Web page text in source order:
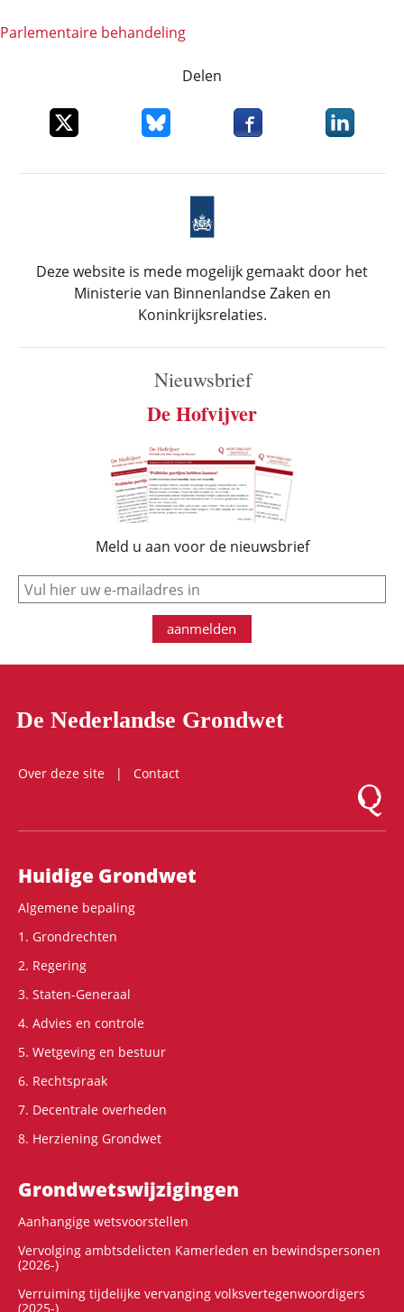
Parlementaire behandeling
Delen
Deel dit item op XDeel dit item op Bluesky
Deel dit item opDeel dit
Deze website is mede mogelijk gemaakt door het
Ministerie van Binnenlandse Zaken en
Koninkrijksrelaties.
Nieuwsbrief
De Hofvijver
Meld u aan voor de nieuwsbrief
e-mail
aanmelden
De Nederlandse Grondwet
Over deze site
Contact
Logo
Hoofdnavigatie
Huidige Grondwet
Algemene bepaling
1. Grondrechten
2. Regering
3. Staten-Generaal
4. Advies en controle
5. Wetgeving en bestuur
6. Rechtspraak
7. Decentrale overheden
8. Herziening Grondwet
Grondwets­wijzigingen
Aanhangige wetsvoorstellen
Vervolging ambtsdelicten Kamerleden en bewindspersonen
(2026-)
Verruiming tijdelijke vervanging volksvertegenwoordigers
(2025-)